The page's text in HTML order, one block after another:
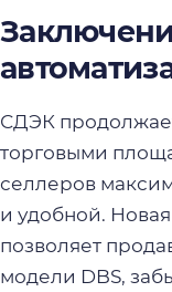
СДЭК
торговыми
селлеров
и удобной.
позволяет
модели DBS,